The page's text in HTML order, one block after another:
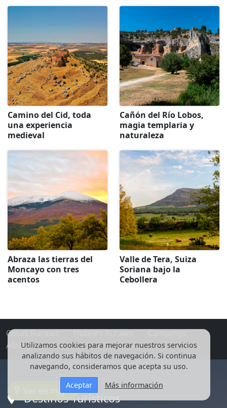
Ver en mapa
Camino del Cid, toda
una experiencia
medieval
Cañón del Río Lobos,
magia templaria y
naturaleza
Abraza las tierras del
Moncayo con tres
acentos
Valle de Tera, Suiza
Soriana bajo la
Cebollera
Casas Rurales Hoteles Rurales
Campings
Albergues
Destinos Turísticos
Utilizamos cookies para mejorar nuestros servicios
analizando sus hábitos de navegación. Si continua
navegando, consideramos que acepta su uso.
Aceptar
Más información